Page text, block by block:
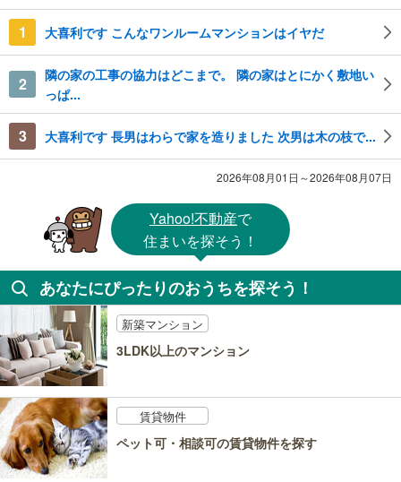
1 大喜利です こんなワンルームマンションはイヤだ
2
隣の家の工事の協力はどこまで。 隣の家はとにかく敷地い
っぱ...
3 大喜利です 長男はわらで家を造りました 次男は木の枝で...
2026年08月01日～2026年08月07日
Yahoo!不動産で
住まいを探そう！
あなたにぴったりのおうちを探そう！
新築マンション
3LDK以上のマンション
賃貸物件
ペット可・相談可の賃貸物件を探す